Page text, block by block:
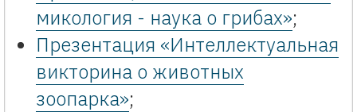
микология - наука о грибах»;
Презентация «Интеллектуальная
викторина о животных
зоопарка»;